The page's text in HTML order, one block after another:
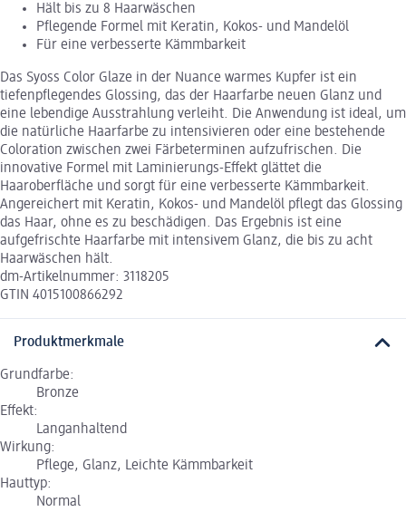
Hält bis zu 8 Haarwäschen
Pflegende Formel mit Keratin, Kokos- und Mandelöl
Für eine verbesserte Kämmbarkeit
Das Syoss Color Glaze in der Nuance warmes Kupfer ist ein
tiefenpflegendes Glossing, das der Haarfarbe neuen Glanz und
eine lebendige Ausstrahlung verleiht. Die Anwendung ist ideal, um
die natürliche Haarfarbe zu intensivieren oder eine bestehende
Coloration zwischen zwei Färbeterminen aufzufrischen. Die
innovative Formel mit Laminierungs-Effekt glättet die
Haaroberfläche und sorgt für eine verbesserte Kämmbarkeit.
Angereichert mit Keratin, Kokos- und Mandelöl pflegt das Glossing
das Haar, ohne es zu beschädigen. Das Ergebnis ist eine
aufgefrischte Haarfarbe mit intensivem Glanz, die bis zu acht
Haarwäschen hält.
dm-Artikelnummer: 3118205
GTIN 4015100866292
Produktmerkmale
Grundfarbe:
Bronze
Effekt:
Langanhaltend
Wirkung:
Pflege, Glanz, Leichte Kämmbarkeit
Hauttyp:
Normal